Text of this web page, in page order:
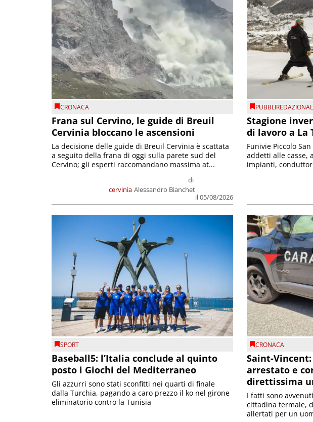
CRONACA
Frana sul Cervino, le guide di Breuil
Cervinia bloccano le ascensioni
cervinia
di
Alessandro Bianchet
il 05/08/2026
La decisione delle guide di Breuil Cervinia è scattata
a seguito della frana di oggi sulla parete sud del
Cervino; gli esperti raccomandano massima at...
Stagione
di lavoro a La
Funivie Piccolo
addetti alle casse,
impianti,
SPORT
Baseball5: l’Italia conclude al quinto
posto i Giochi del Mediterraneo
Gli azzurri sono stati sconfitti nei quarti di finale
dalla Turchia, pagando a caro prezzo il ko nel girone
eliminatorio contro la Tunisia
CRONACA
Saint-
arrestato e
direttissima
I fatti sono
cittadina termale,
allertati per un